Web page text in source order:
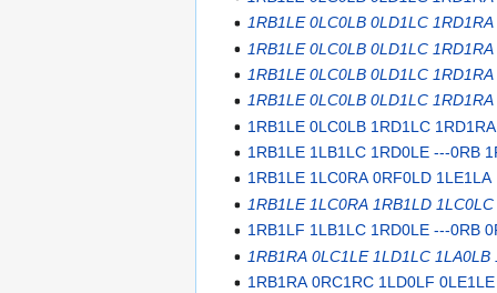
1RB1LE 0LC0LB 0LD1LC
1RB1LE 0LC0LB 0LD1LC
1RB1LE 0LC0LB 0LD1LC
1RB1LE 0LC0LB 0LD1LC
1RB1LE 0LC0LB 1RD1LC
1RB1LE 1LB1LC 1RD0LE ---0RB
1RB1LE 1LC0RA 0RF0LD
1RB1LE 1LC0RA 1RB1LD
1RB1LF 1LB1LC 1RD0LE ---0RB
1RB1RA 0LC1LE 1LD1LC
1RB1RA 0RC1RC 1LD0LF